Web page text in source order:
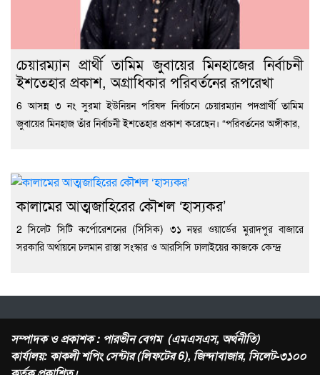
চেয়ারম্যান প্রার্থী তামিম জুবায়ের মিনহাজের নির্বাচনী
ইশতেহার প্রকাশ, অগ্রাধিকার পরিবর্তনের রূপরেখা
6 আসন্ন ৩ নং সুরমা ইউনিয়ন পরিষদ নির্বাচনে চেয়ারম্যান পদপ্রার্থী তামিম
জুবায়ের মিনহাজ তাঁর নির্বাচনী ইশতেহার প্রকাশ করেছেন। “পরিবর্তনের অঙ্গীকার,
কালামের আত্মজাহিরের কৌশল ‘হাস্যকর’
2 সিলেট সিটি কর্পোরেশনের (সিসিক) ৩১ নম্বর ওয়ার্ডের মুরাদপুর বাজারে
সরকারি অর্থায়নে চলমান রাস্তা সংস্কার ও আরসিসি ঢালাইয়ের কাজকে কেন্দ্র
সম্পাদক ও প্রকাশক : পারভীন বেগম (এমএসএস, অর্থনীতি)
কার্যালয়: কাকলী শপিং সেন্টার (লিফটের 6), জিন্দাবাজার, সিলেট-৩১০০